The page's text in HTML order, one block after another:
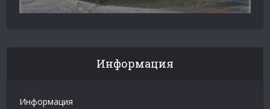
Информация
Информация